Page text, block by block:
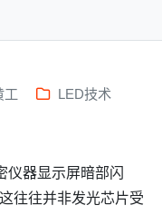
工
LED技术
仪器显示屏暗部闪
往往并非发光芯片受